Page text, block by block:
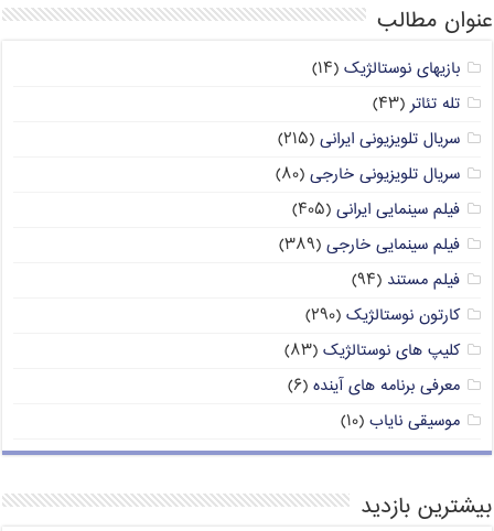
عنوان مطالب
بازیهای نوستالژیک (۱۴)
تله تئاتر (۴۳)
سریال تلویزیونی ایرانی (۲۱۵)
سریال تلویزیونی خارجی (۸۰)
فیلم سینمایی ایرانی (۴۰۵)
فیلم سینمایی خارجی (۳۸۹)
فیلم مستند (۹۴)
کارتون نوستالژیک (۲۹۰)
کلیپ های نوستالژیک (۸۳)
معرفی برنامه های آینده (۶)
موسیقی نایاب (۱۰)
بیشترین بازدید